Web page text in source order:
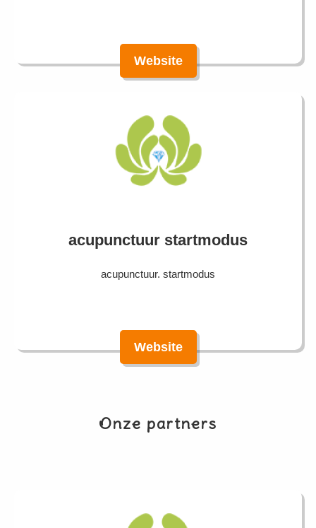
Website
acupunctuur startmodus
acupunctuur. startmodus
Website
Onze partners